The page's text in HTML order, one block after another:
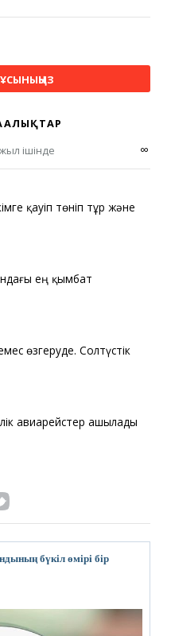
ішінде ∞
қауіп төніп тұр және
ең қымбат
өзгеруде. Солтүстік
авиарейстер ашылады
бүкіл өмірі бір